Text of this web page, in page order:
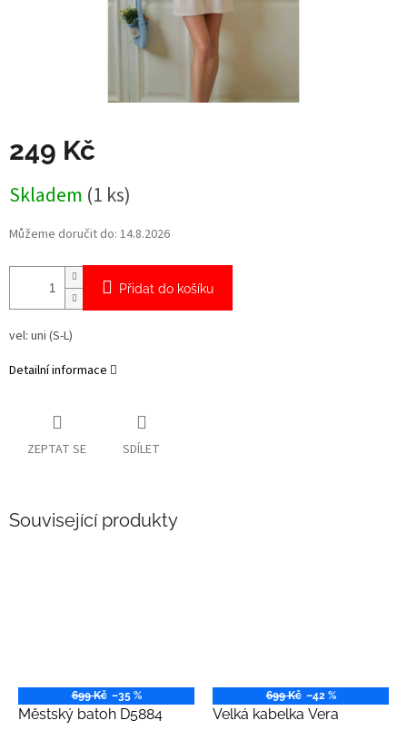
249 Kč
cena:
Skladem (1 ks)
Můžeme doručit do: 14.8.2026
Přidat do košíku
vel: uni (S-L)
Detailní informace
ZEPTAT SE SDÍLET
Související produkty
699 Kč –35 %
Městský batoh D5884
699 Kč –42 %
Velká kabelka Vera